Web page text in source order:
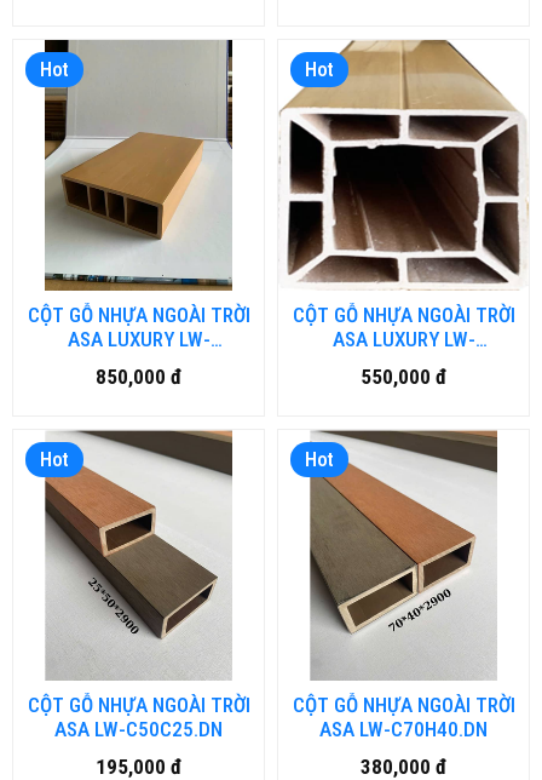
Hot
CỘT GỖ NHỰA NGOÀI TRỜI
ASA LUXURY LW-
LU150H50.DN
850,000 đ
Hot
CỘT GỖ NHỰA NGOÀI TRỜI
ASA LUXURY LW-
LU150H150.DN
550,000 đ
Hot
CỘT GỖ NHỰA NGOÀI TRỜI
ASA LW-C50C25.DN
195,000 đ
Hot
CỘT GỖ NHỰA NGOÀI TRỜI
ASA LW-C70H40.DN
380,000 đ